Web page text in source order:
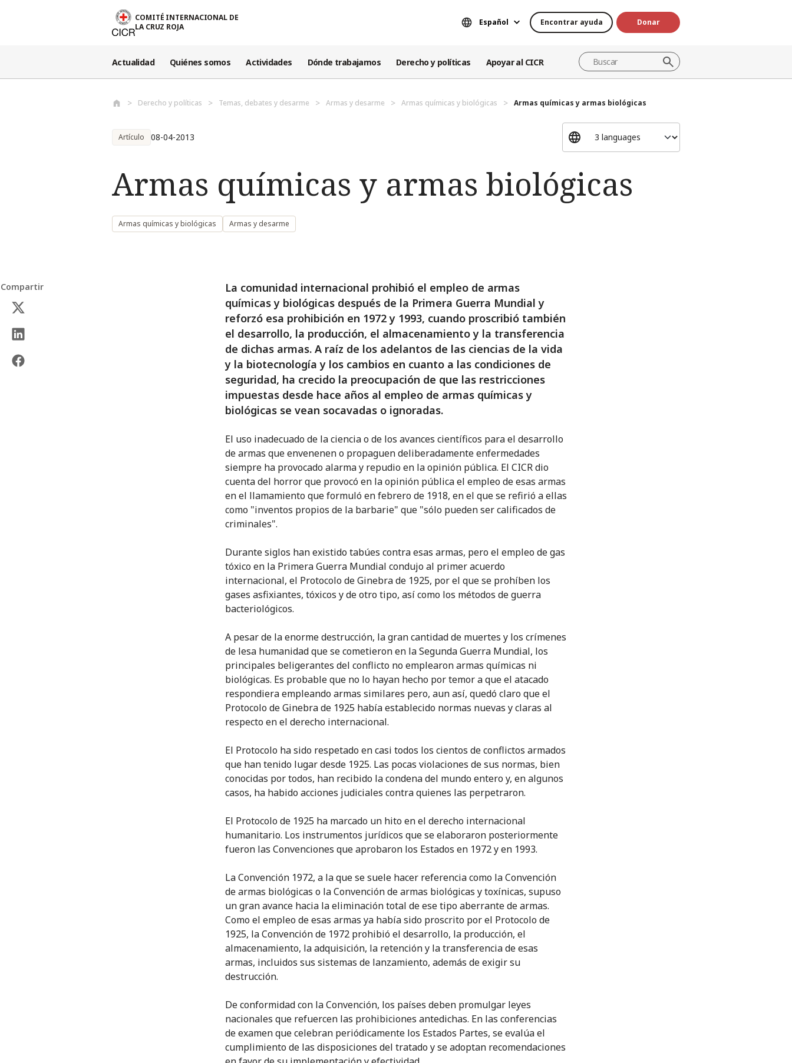
COMITÉ INTERNACIONAL DE
LA CRUZ ROJA
Español Encontrar ayuda Donar
Actualidad Quiénes somos Actividades Dónde trabajamos Derecho y políticas Apoyar al CICR
Derecho y políticas Temas, debates y desarme Armas y desarme Armas químicas y biológicas Armas químicas y armas biológicas
Artículo 08-04-2013
Armas químicas y armas biológicas
Armas químicas y biológicas Armas y desarme
Compartir
La comunidad internacional prohibió el empleo de armas
químicas y biológicas después de la Primera Guerra Mundial y
reforzó esa prohibición en 1972 y 1993, cuando proscribió también
el desarrollo, la producción, el almacenamiento y la transferencia
de dichas armas. A raíz de los adelantos de las ciencias de la vida
y la biotecnología y los cambios en cuanto a las condiciones de
seguridad, ha crecido la preocupación de que las restricciones
impuestas desde hace años al empleo de armas químicas y
biológicas se vean socavadas o ignoradas.
El uso inadecuado de la ciencia o de los avances científicos para el desarrollo
de armas que envenenen o propaguen deliberadamente enfermedades
siempre ha provocado alarma y repudio en la opinión pública. El CICR dio
cuenta del horror que provocó en la opinión pública el empleo de esas armas
en el llamamiento que formuló en febrero de 1918, en el que se refirió a ellas
como "inventos propios de la barbarie" que "sólo pueden ser calificados de
criminales".
Durante siglos han existido tabúes contra esas armas, pero el empleo de gas
tóxico en la Primera Guerra Mundial condujo al primer acuerdo
internacional, el Protocolo de Ginebra de 1925, por el que se prohíben los
gases asfixiantes, tóxicos y de otro tipo, así como los métodos de guerra
bacteriológicos.
A pesar de la enorme destrucción, la gran cantidad de muertes y los crímenes
de lesa humanidad que se cometieron en la Segunda Guerra Mundial, los
principales beligerantes del conflicto no emplearon armas químicas ni
biológicas. Es probable que no lo hayan hecho por temor a que el atacado
respondiera empleando armas similares pero, aun así, quedó claro que el
Protocolo de Ginebra de 1925 había establecido normas nuevas y claras al
respecto en el derecho internacional.
El Protocolo ha sido respetado en casi todos los cientos de conflictos armados
que han tenido lugar desde 1925. Las pocas violaciones de sus normas, bien
conocidas por todos, han recibido la condena del mundo entero y, en algunos
casos, ha habido acciones judiciales contra quienes las perpetraron.
El Protocolo de 1925 ha marcado un hito en el derecho internacional
humanitario. Los instrumentos jurídicos que se elaboraron posteriormente
fueron las Convenciones que aprobaron los Estados en 1972 y en 1993.
La Convención 1972, a la que se suele hacer referencia como la Convención
de armas biológicas o la Convención de armas biológicas y toxínicas, supuso
un gran avance hacia la eliminación total de ese tipo aberrante de armas.
Como el empleo de esas armas ya había sido proscrito por el Protocolo de
1925, la Convención de 1972 prohibió el desarrollo, la producción, el
almacenamiento, la adquisición, la retención y la transferencia de esas
armas, incluidos sus sistemas de lanzamiento, además de exigir su
destrucción.
De conformidad con la Convención, los países deben promulgar leyes
nacionales que refuercen las prohibiciones antedichas. En las conferencias
de examen que celebran periódicamente los Estados Partes, se evalúa el
cumplimiento de las disposiciones del tratado y se adoptan recomendaciones